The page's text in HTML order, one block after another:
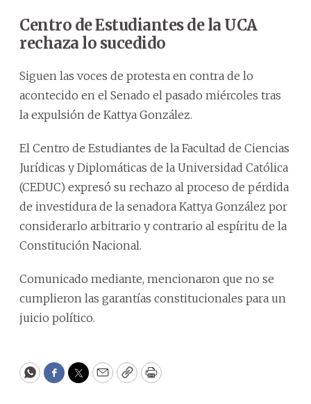
Centro de Estudiantes de la UCA
rechaza lo sucedido
Siguen las voces de protesta en contra de lo
acontecido en el Senado el pasado miércoles tras
la expulsión de Kattya González.
El Centro de Estudiantes de la Facultad de Ciencias
Jurídicas y Diplomáticas de la Universidad Católica
(CEDUC) expresó su rechazo al proceso de pérdida
de investidura de la senadora Kattya González por
considerarlo arbitrario y contrario al espíritu de la
Constitución Nacional.
Comunicado mediante, mencionaron que no se
cumplieron las garantías constitucionales para un
juicio político.
WhatsApp
Facebook
Twitter
EmailCopyPrint